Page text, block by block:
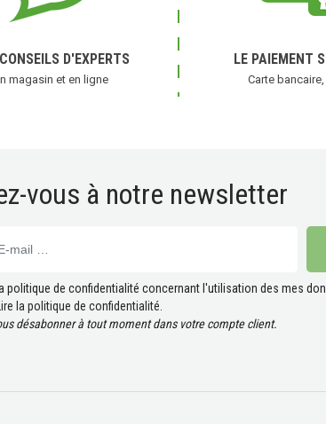
D'EXPERTS
magasin et en ligne
LE PAIEMENT
Carte bancaire,
vous à notre newsletter
politique de confidentialité concernant l'utilisation des mes
la politique de confidentialité
désabonner à tout moment dans votre compte client.